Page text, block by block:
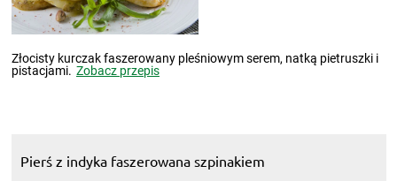
Złocisty kurczak faszerowany pleśniowym serem, natką pietruszki i
pistacjami. Zobacz przepis
Pierś z indyka faszerowana szpinakiem